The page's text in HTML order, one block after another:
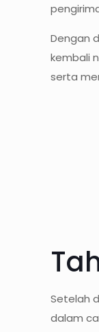
Dengan
kembali
serta
Setelah
dalam